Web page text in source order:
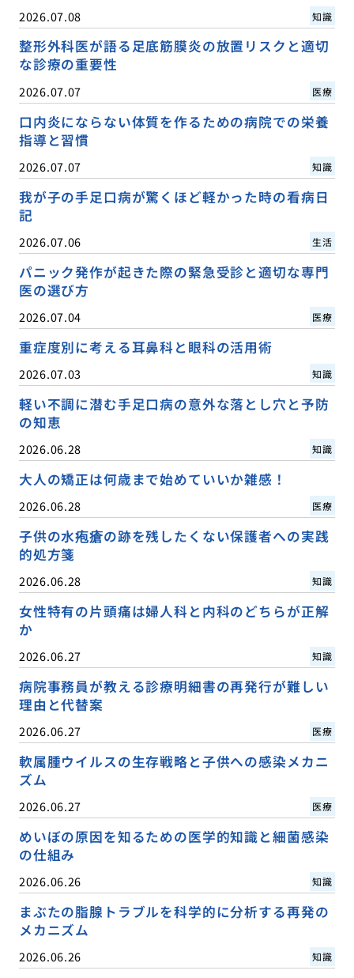
2026.07.08 知識
整形外科医が語る足底筋膜炎の放置リスクと適切
な診療の重要性
2026.07.07 医療
口内炎にならない体質を作るための病院での栄養
指導と習慣
2026.07.07 知識
我が子の手足口病が驚くほど軽かった時の看病日
記
2026.07.06 生活
パニック発作が起きた際の緊急受診と適切な専門
医の選び方
2026.07.04 医療
重症度別に考える耳鼻科と眼科の活用術
2026.07.03 知識
軽い不調に潜む手足口病の意外な落とし穴と予防
の知恵
2026.06.28 知識
大人の矯正は何歳まで始めていいか雑感！
2026.06.28 医療
子供の水疱瘡の跡を残したくない保護者への実践
的処方箋
2026.06.28 知識
女性特有の片頭痛は婦人科と内科のどちらが正解
か
2026.06.27 知識
病院事務員が教える診療明細書の再発行が難しい
理由と代替案
2026.06.27 医療
軟属腫ウイルスの生存戦略と子供への感染メカニ
ズム
2026.06.27 医療
めいぼの原因を知るための医学的知識と細菌感染
の仕組み
2026.06.26 知識
まぶたの脂腺トラブルを科学的に分析する再発の
メカニズム
2026.06.26 知識